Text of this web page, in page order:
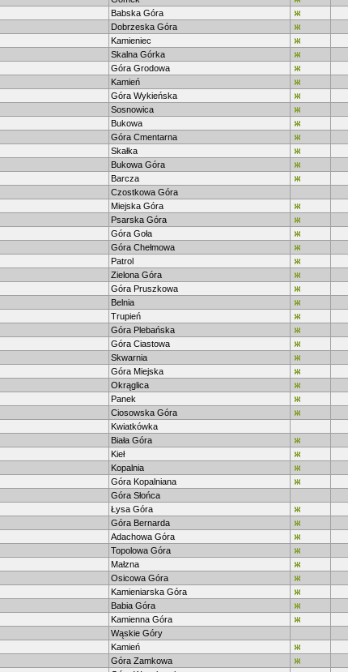
Babska Góra
Dobrzeska Góra
Kamieniec
Skalna Górka
Góra Grodowa
Kamień
Góra Wykieńska
Sosnowica
Bukowa
Góra Cmentarna
Skałka
Bukowa Góra
Barcza
Czostkowa Góra
Miejska Góra
Psarska Góra
Góra Goła
Góra Chełmowa
Patrol
Zielona Góra
Góra Pruszkowa
Belnia
Trupień
Góra Plebańska
Góra Ciastowa
Skwarnia
Góra Miejska
Okrąglica
Panek
Ciosowska Góra
Kwiatkówka
Biała Góra
Kieł
Kopalnia
Góra Kopalniana
Góra Słońca
Łysa Góra
Góra Bernarda
Adachowa Góra
Topolowa Góra
Małzna
Osicowa Góra
Kamieniarska Góra
Babia Góra
Kamienna Góra
Wąskie Góry
Kamień
Góra Zamkowa